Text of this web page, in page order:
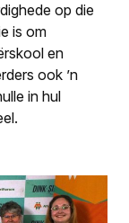
op die
is om
en
ook ’n
in hul